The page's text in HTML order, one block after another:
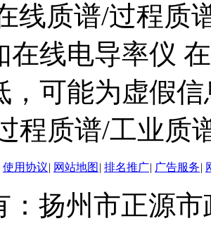
线质谱/过程质
在线电导率仪
，可能为虚假
程质谱/工业质
使用协议| 网站地图 | 排名推广| 广告服务|
：扬州市正源